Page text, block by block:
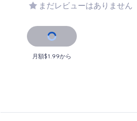
まだレビューはありません
月額$1.99から